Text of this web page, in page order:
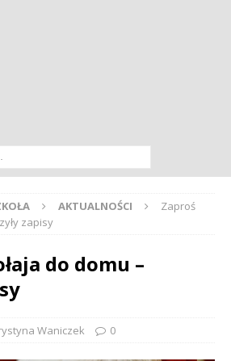
AKTUALNOŚCI
Zaproś
zapisy
do domu –
Waniczek 0